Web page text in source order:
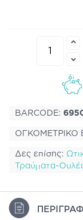
BARCODE:
ΟΓΚΟΜΕΤΡΙΚΟ
Δες επίσης:
Τραύματα-